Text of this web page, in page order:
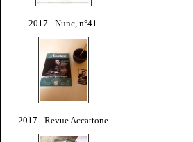
2017 - Nunc, n°41
2017 - Revue Accattone